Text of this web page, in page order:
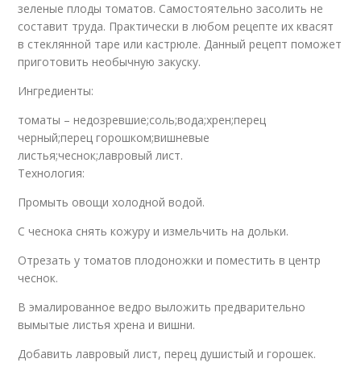
зеленые плоды томатов. Самостоятельно засолить не
составит труда. Практически в любом рецепте их квасят
в стеклянной таре или кастрюле. Данный рецепт поможет
приготовить необычную закуску.
Ингредиенты:
томаты – недозревшие;соль;вода;хрен;перец
черный;перец горошком;вишневые
листья;чеснок;лавровый лист.
Технология:
Промыть овощи холодной водой.
С чеснока снять кожуру и измельчить на дольки.
Отрезать у томатов плодоножки и поместить в центр
чеснок.
В эмалированное ведро выложить предварительно
вымытые листья хрена и вишни.
Добавить лавровый лист, перец душистый и горошек.